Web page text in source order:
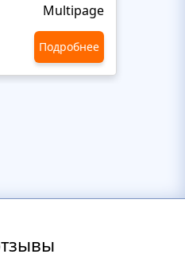
Multipage
Подробнее